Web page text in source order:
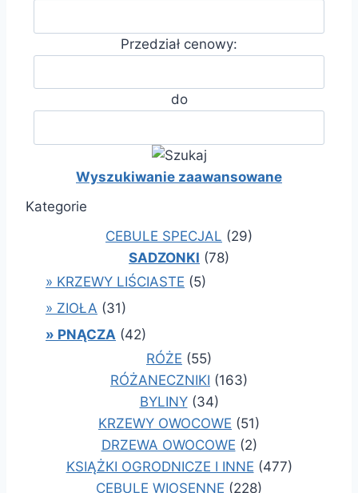
Przedział cenowy:
do
Wyszukiwanie zaawansowane
Kategorie
CEBULE SPECJAL (29)
SADZONKI (78)
» KRZEWY LIŚCIASTE (5)
» ZIOŁA (31)
» PNĄCZA (42)
RÓŻE (55)
RÓŻANECZNIKI (163)
BYLINY(34)
KRZEWY OWOCOWE (51)
DRZEWA OWOCOWE (2)
KSIĄŻKI OGRODNICZE I INNE (477)
CEBULE WIOSENNE (228)